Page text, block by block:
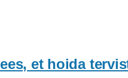
et hoida